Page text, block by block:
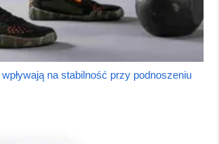
na stabilność przy podnoszeniu